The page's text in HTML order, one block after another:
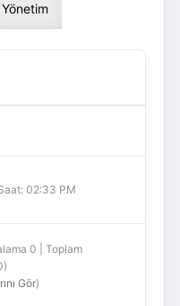
Yönetim
02:33 PM
0 | Toplam
Gör)